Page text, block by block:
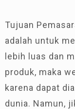
Tujuan
adalah untuk
lebih luas dan
produk, maka
karena dapat
dunia. Namun,